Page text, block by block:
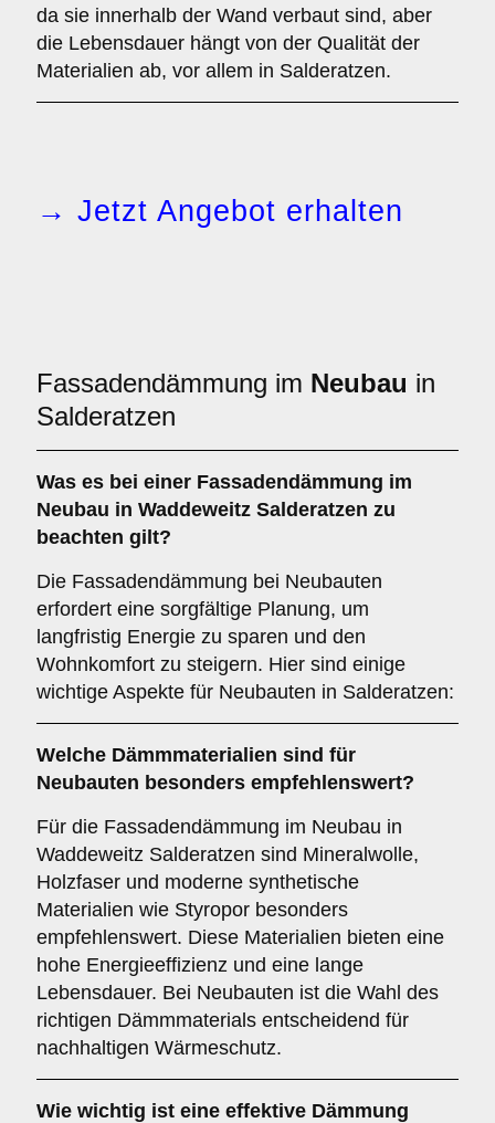
da sie innerhalb der Wand verbaut sind, aber
die Lebensdauer hängt von der Qualität der
Materialien ab, vor allem in Salderatzen.
→ Jetzt Angebot erhalten
Fassadendämmung im Neubau in
Salderatzen
Was es bei einer Fassadendämmung im
Neubau in Waddeweitz Salderatzen zu
beachten gilt?
Die Fassadendämmung bei Neubauten
erfordert eine sorgfältige Planung, um
langfristig Energie zu sparen und den
Wohnkomfort zu steigern. Hier sind einige
wichtige Aspekte für Neubauten in Salderatzen:
Welche Dämmmaterialien sind für
Neubauten besonders empfehlenswert?
Für die Fassadendämmung im Neubau in
Waddeweitz Salderatzen sind Mineralwolle,
Holzfaser und moderne synthetische
Materialien wie Styropor besonders
empfehlenswert. Diese Materialien bieten eine
hohe Energieeffizienz und eine lange
Lebensdauer. Bei Neubauten ist die Wahl des
richtigen Dämmmaterials entscheidend für
nachhaltigen Wärmeschutz.
Wie wichtig ist eine effektive Dämmung